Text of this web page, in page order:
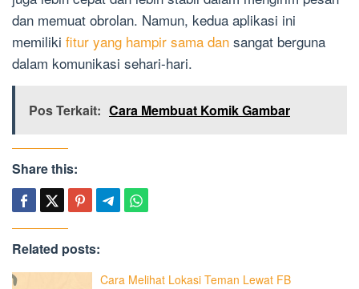
dan memuat obrolan. Namun, kedua aplikasi ini
memiliki fitur yang hampir sama dan sangat berguna
dalam komunikasi sehari-hari.
Pos Terkait: Cara Membuat Komik Gambar
Share this:
Related posts:
Cara Melihat Lokasi Teman Lewat FB